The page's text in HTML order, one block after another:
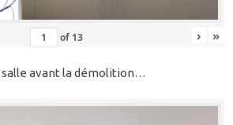
of 13 › »
salle avant la démolition…